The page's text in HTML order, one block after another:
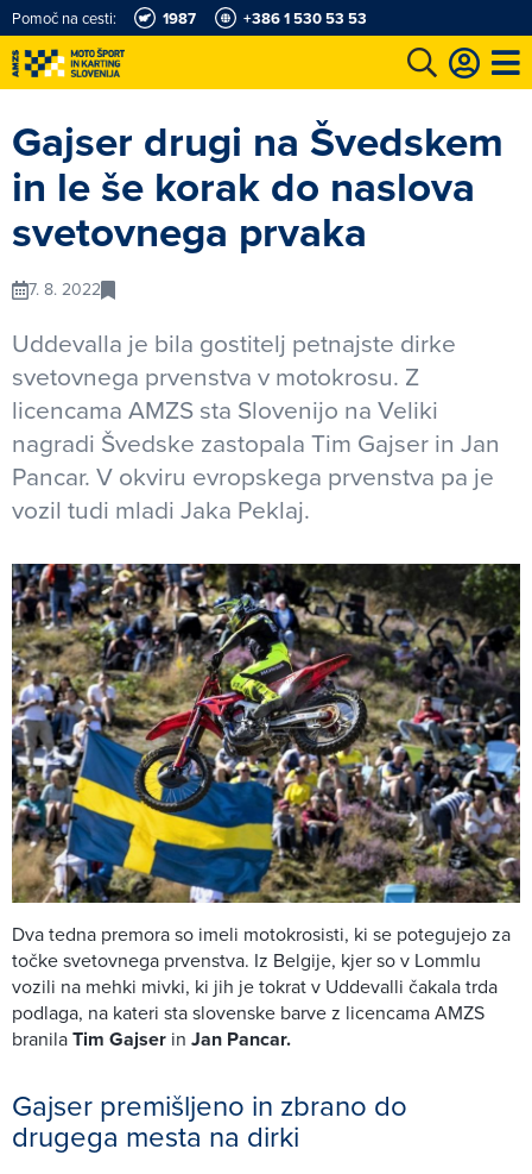
Pomoč na cesti: 1987 +386 1 530 53 53
Gajser drugi na Švedskem
in le še korak do naslova
svetovnega prvaka
7. 8. 2022
Uddevalla je bila gostitelj petnajste dirke
svetovnega prvenstva v motokrosu. Z
licencama AMZS sta Slovenijo na Veliki
nagradi Švedske zastopala Tim Gajser in Jan
Pancar. V okviru evropskega prvenstva pa je
vozil tudi mladi Jaka Peklaj.
Dva tedna premora so imeli motokrosisti, ki se potegujejo za
točke svetovnega prvenstva. Iz Belgije, kjer so v Lommlu
vozili na mehki mivki, ki jih je tokrat v Uddevalli čakala trda
podlaga, na kateri sta slovenske barve z licencama AMZS
branilaTim Gajser in Jan Pancar.
Gajser premišljeno in zbrano do
drugega mesta na dirki